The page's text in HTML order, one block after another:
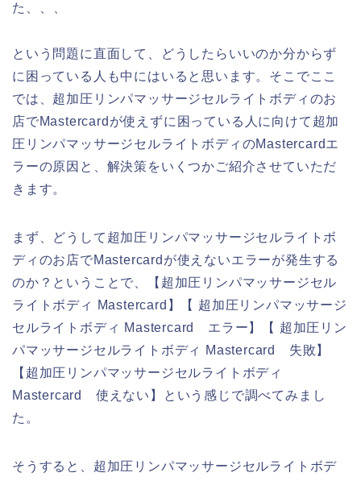
た、、、
という問題に直面して、どうしたらいいのか分からず
に困っている人も中にはいると思います。そこでここ
では、超加圧リンパマッサージセルライトボディのお
店でMastercardが使えずに困っている人に向けて超加
圧リンパマッサージセルライトボディのMastercardエ
ラーの原因と、解決策をいくつかご紹介させていただ
きます。
まず、どうして超加圧リンパマッサージセルライトボ
ディのお店でMastercardが使えないエラーが発生する
のか？ということで、【超加圧リンパマッサージセル
ライトボディ Mastercard】【 超加圧リンパマッサージ
セルライトボディ Mastercard エラー】【 超加圧リン
パマッサージセルライトボディ Mastercard 失敗】
【超加圧リンパマッサージセルライトボディ
Mastercard 使えない】という感じで調べてみまし
た。
そうすると、超加圧リンパマッサージセルライトボデ